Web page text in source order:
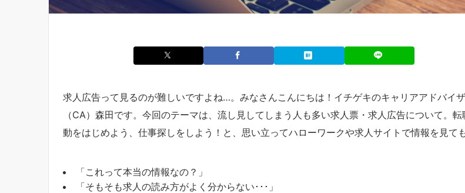
求人広告って見るのが難しいですよね…。みなさんこんにちは！イチゲキのキャリアアドバイ
（CA）森田です。今回のテーマは、流し見してしまう人も多い求人票・求人広告について。転
動をはじめよう、仕事探しをしよう！と、思い立ってハローワークや求人サイトで情報を見ても
「これって本当の情報なの？」
「そもそも求人の読み方がよく分からない･･･」